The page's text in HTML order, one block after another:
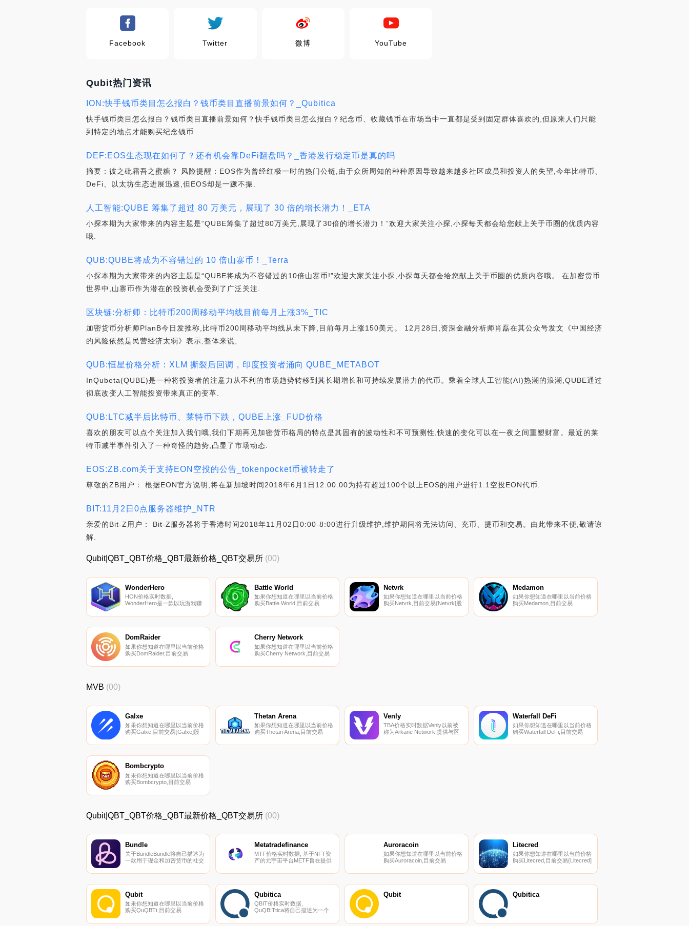
Facebook Twitter 微博 YouTube
Qubit热门资讯
ION:快手钱币类目怎么报白？钱币类目直播前景如何？_Qubitica
快手钱币类目怎么报白？钱币类目直播前景如何？快手钱币类目怎么报白？纪念币、收藏钱币在市场当中一直都是受到固定群体喜欢的,但原来人们只能
到特定的地点才能购买纪念钱币.
DEF:EOS生态现在如何了？还有机会靠DeFi翻盘吗？_香港发行稳定币是真的吗
摘要：彼之砒霜吾之蜜糖？ 风险提醒：EOS作为曾经红极一时的热门公链,由于众所周知的种种原因导致越来越多社区成员和投资人的失望,今年比特币、
DeFi、以太坊生态进展迅速,但EOS却是一蹶不振.
人工智能:QUBE 筹集了超过 80 万美元，展现了 30 倍的增长潜力！_ETA
小探本期为大家带来的内容主题是“QUBE筹集了超过80万美元,展现了30倍的增长潜力！”欢迎大家关注小探,小探每天都会给您献上关于币圈的优质内容
哦.
QUB:QUBE将成为不容错过的 10 倍山寨币！_Terra
小探本期为大家带来的内容主题是“QUBE将成为不容错过的10倍山寨币!”欢迎大家关注小探,小探每天都会给您献上关于币圈的优质内容哦。 在加密货币
世界中,山寨币作为潜在的投资机会受到了广泛关注.
区块链:分析师：比特币200周移动平均线目前每月上涨3%_TIC
加密货币分析师PlanB今日发推称,比特币200周移动平均线从未下降,目前每月上涨150美元。 12月28日,资深金融分析师肖磊在其公众号发文《中国经济
的风险依然是民营经济太弱》表示,整体来说,
QUB:恒星价格分析：XLM 撕裂后回调，印度投资者涌向 QUBE_METABOT
InQubeta(QUBE)是一种将投资者的注意力从不利的市场趋势转移到其长期增长和可持续发展潜力的代币。乘着全球人工智能(AI)热潮的浪潮,QUBE通过
彻底改变人工智能投资带来真正的变革.
QUB:LTC减半后比特币、莱特币下跌，QUBE上涨_FUD价格
喜欢的朋友可以点个关注加入我们哦,我们下期再见加密货币格局的特点是其固有的波动性和不可预测性,快速的变化可以在一夜之间重塑财富。最近的莱
特币减半事件引入了一种奇怪的趋势,凸显了市场动态.
EOS:ZB.com关于支持EON空投的公告_tokenpocket币被转走了
尊敬的ZB用户： 根据EON官方说明,将在新加坡时间2018年6月1日12:00:00为持有超过100个以上EOS的用户进行1:1空投EON代币.
BIT:11月2日0点服务器维护_NTR
亲爱的Bit-Z用户： Bit-Z服务器将于香港时间2018年11月02日0:00-8:00进行升级维护,维护期间将无法访问、充币、提币和交易。由此带来不便,敬请谅
解.
Qubit|QBT_QBT价格_QBT最新价格_QBT交易所 (00)
WonderHero
HON价格实时数据,
WonderHero是一款以玩游戏赚
漫启发的回合制游戏在iOS和
战斗,并在幻想世界中赚取代币.
Battle World
如果你想知道在哪里以当前价格
购买Battle World,目前交易
币交易所是HuoBWO和
表.
Netvrk
如果你想知道在哪里以当前价格
购买Netvrk,目前交易{Netvrk]股
Bitrue、KuCoin、MEXC、BKEX
Medamon
如果你想知道在哪里以当前价格
购买Medamon,目前交易
交易所是DigiFinex和
DomRaider
如果你想知道在哪里以当前价格
购买DomRaider,目前交易
币交易所是YoBit。您可以在我
Cherry Network
如果你想知道在哪里以当前价格
购买Cherry Network,目前交易
密货币交易所是Gate.io、
MVB (00)
Galxe
如果你想知道在哪里以当前价格
购买Galxe,目前交易{Galxe]股
Binance、Deepcoin、CoinW、
他列表.
Thetan Arena
如果你想知道在哪里以当前价格
购买Thetan Arena,目前交易
货币交易所是OKX、CoinW、
Venly
TBA价格实时数据Venly以前被
称为Arkane Network,提供与区
产品.
Waterfall DeFi
如果你想知道在哪里以当前价格
购买Waterfall DeFi,目前交易
货币交易所是拉托肯。您可以在
Bombcrypto
如果你想知道在哪里以当前价格
购买Bombcrypto,目前交易
币交易所是LBank、MEXC、
Bilaxy。您可以在我们的加密货
币交易所页面上找到其他列表.
Qubit|QBT_QBT价格_QBT最新价格_QBT交易所 (00)
Bundle
关于BundleBundle将自己描述为
一款用于现金和加密货币的社交
仅在尼日利亚提供.
Metatradefinance
MTF价格实时数据, 基于NFT资
产的元宇宙平台METF旨在提供
NFT技术创建独特的数字资产。
实现利润最大化,这在现有的集
中式平台中是不可能的.
Auroracoin
如果你想知道在哪里以当前价格
购买Auroracoin,目前交易
币交易所是YoBit和
他列表.
Litecred
如果你想知道在哪里以当前价格
购买Litecred,目前交易{Litecred]
YoBit。您可以在我们的加密货
币。用户可以通过挖掘过程生成
LTCR.
Qubit
如果你想知道在哪里以当前价格
购买QuQBTt,目前交易
交易所是
Qubitica
QBIT价格实时数据,
QuQBITtica将自己描述为一个
建的去中心化IT社区。他们的重
Qubit Qubitica